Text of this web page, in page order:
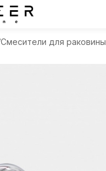
Смесители для раковины